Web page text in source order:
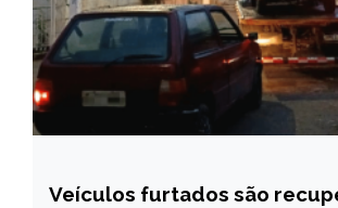
MINAS
Veículos furtados são